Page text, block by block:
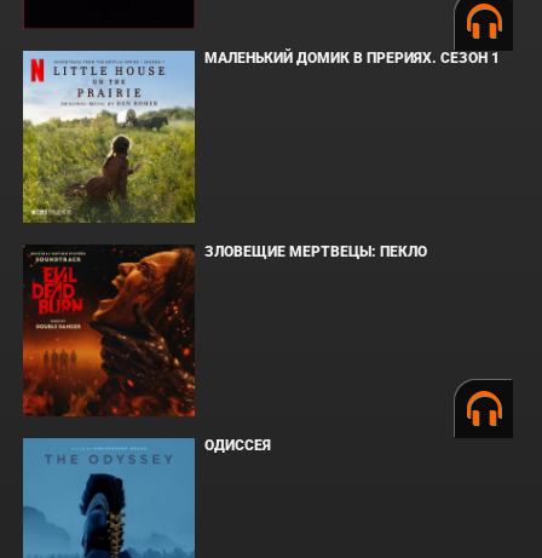
МАЛЕНЬКИЙ ДОМИК В ПРЕРИЯХ. СЕЗОН 1
ЗЛОВЕЩИЕ МЕРТВЕЦЫ: ПЕКЛО
ОДИССЕЯ